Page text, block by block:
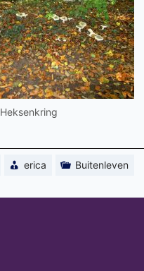
Heksenkring
erica Buitenleven